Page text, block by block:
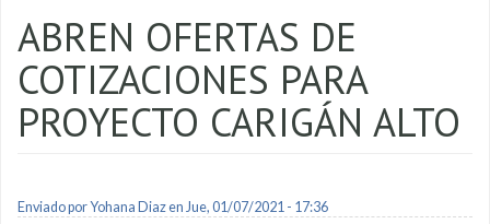
ABREN OFERTAS DE
COTIZACIONES PARA
PROYECTO CARIGÁN ALTO
Enviado porYohana Diazen Jue, 01/07/2021 - 17:36